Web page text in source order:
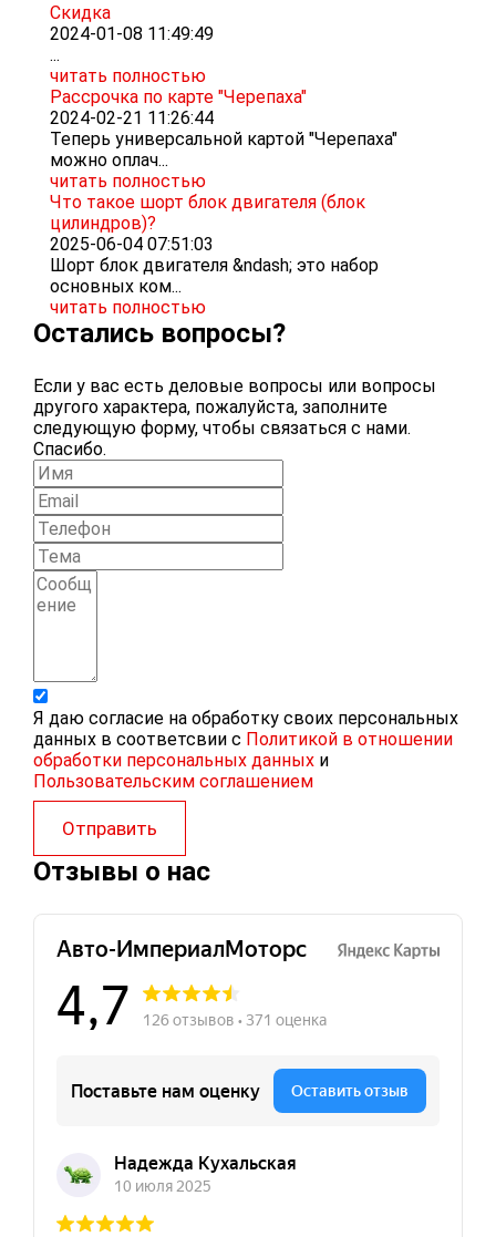
Скидка
2024-01-08 11:49:49
...
читать полностью
Рассрочка по карте "Черепаха"
2024-02-21 11:26:44
Теперь универсальной картой "Черепаха"
можно оплач...
читать полностью
Что такое шорт блок двигателя (блок
цилиндров)?
2025-06-04 07:51:03
Шорт блок двигателя &ndash; это набор
основных ком...
читать полностью
Остались вопросы?
Если у вас есть деловые вопросы или вопросы
другого характера, пожалуйста, заполните
следующую форму, чтобы связаться с нами.
Спасибо.
Я даю согласие на обработку своих персональных
данных в соответсвии с Политикой в отношении
обработки персональных данных и
Пользовательским соглашением
Отправить
Отзывы о нас